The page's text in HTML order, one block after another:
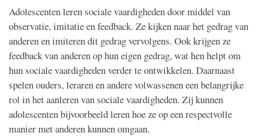
Adolescenten leren sociale vaardigheden door middel van
observatie, imitatie en feedback. Ze kijken naar het gedrag van
anderen en imiteren dit gedrag vervolgens. Ook krijgen ze
feedback van anderen op hun eigen gedrag, wat hen helpt om
hun sociale vaardigheden verder te ontwikkelen. Daarnaast
spelen ouders, leraren en andere volwassenen een belangrijke
rol in het aanleren van sociale vaardigheden. Zij kunnen
adolescenten bijvoorbeeld leren hoe ze op een respectvolle
manier met anderen kunnen omgaan.